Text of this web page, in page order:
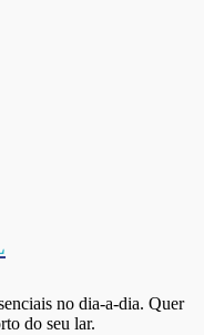
no dia-a-dia. Quer
do seu lar.